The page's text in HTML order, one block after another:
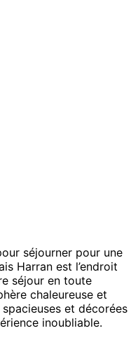
séjourner pour une
Harran est l’endroit
séjour en toute
chaleureuse et
et décorées
inoubliable.